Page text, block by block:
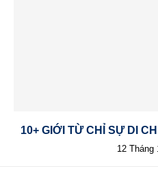
10+ GIỚI TỪ CHỈ SỰ DI
12 Tháng